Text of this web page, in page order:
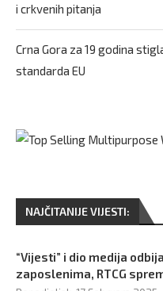
i crkvenih pitanja
Crna Gora za 19 godina
standarda EU
NAJČITANIJE VIJESTI:
“Vijesti” i dio medija
zaposlenima, RTCG